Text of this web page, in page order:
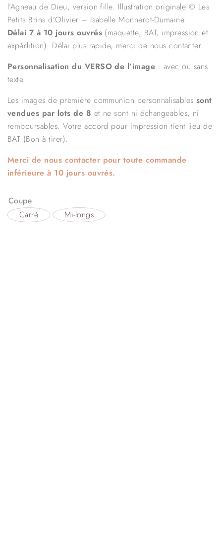
l’Agneau de Dieu, version fille. Illustration originale © Les
Petits Brins d’Olivier – Isabelle Monnerot-Dumaine.
Délai 7 à 10 jours ouvrés (maquette, BAT, impression et
expédition). Délai plus rapide, merci de nous contacter.
Personnalisation du VERSO de l’image : avec ou sans
texte.
Les images de première communion personnalisables sont
vendues par lots de 8 et ne sont ni échangeables, ni
remboursables. Votre accord pour impression tient lieu de
BAT (Bon à tirer).
Merci de nous contacter pour toute commande
inférieure à 10 jours ouvrés.
Coupe
Carré
Mi-longs